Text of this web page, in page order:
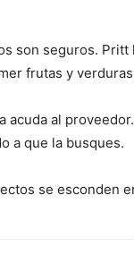
son seguros.
frutas y
acuda al
a que la busques.
se esconden